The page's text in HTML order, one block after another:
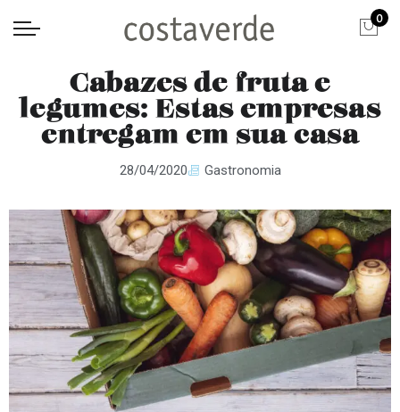
0
Cabazes de fruta e
legumes: Estas empresas
entregam em sua casa
28/04/2020 Gastronomia